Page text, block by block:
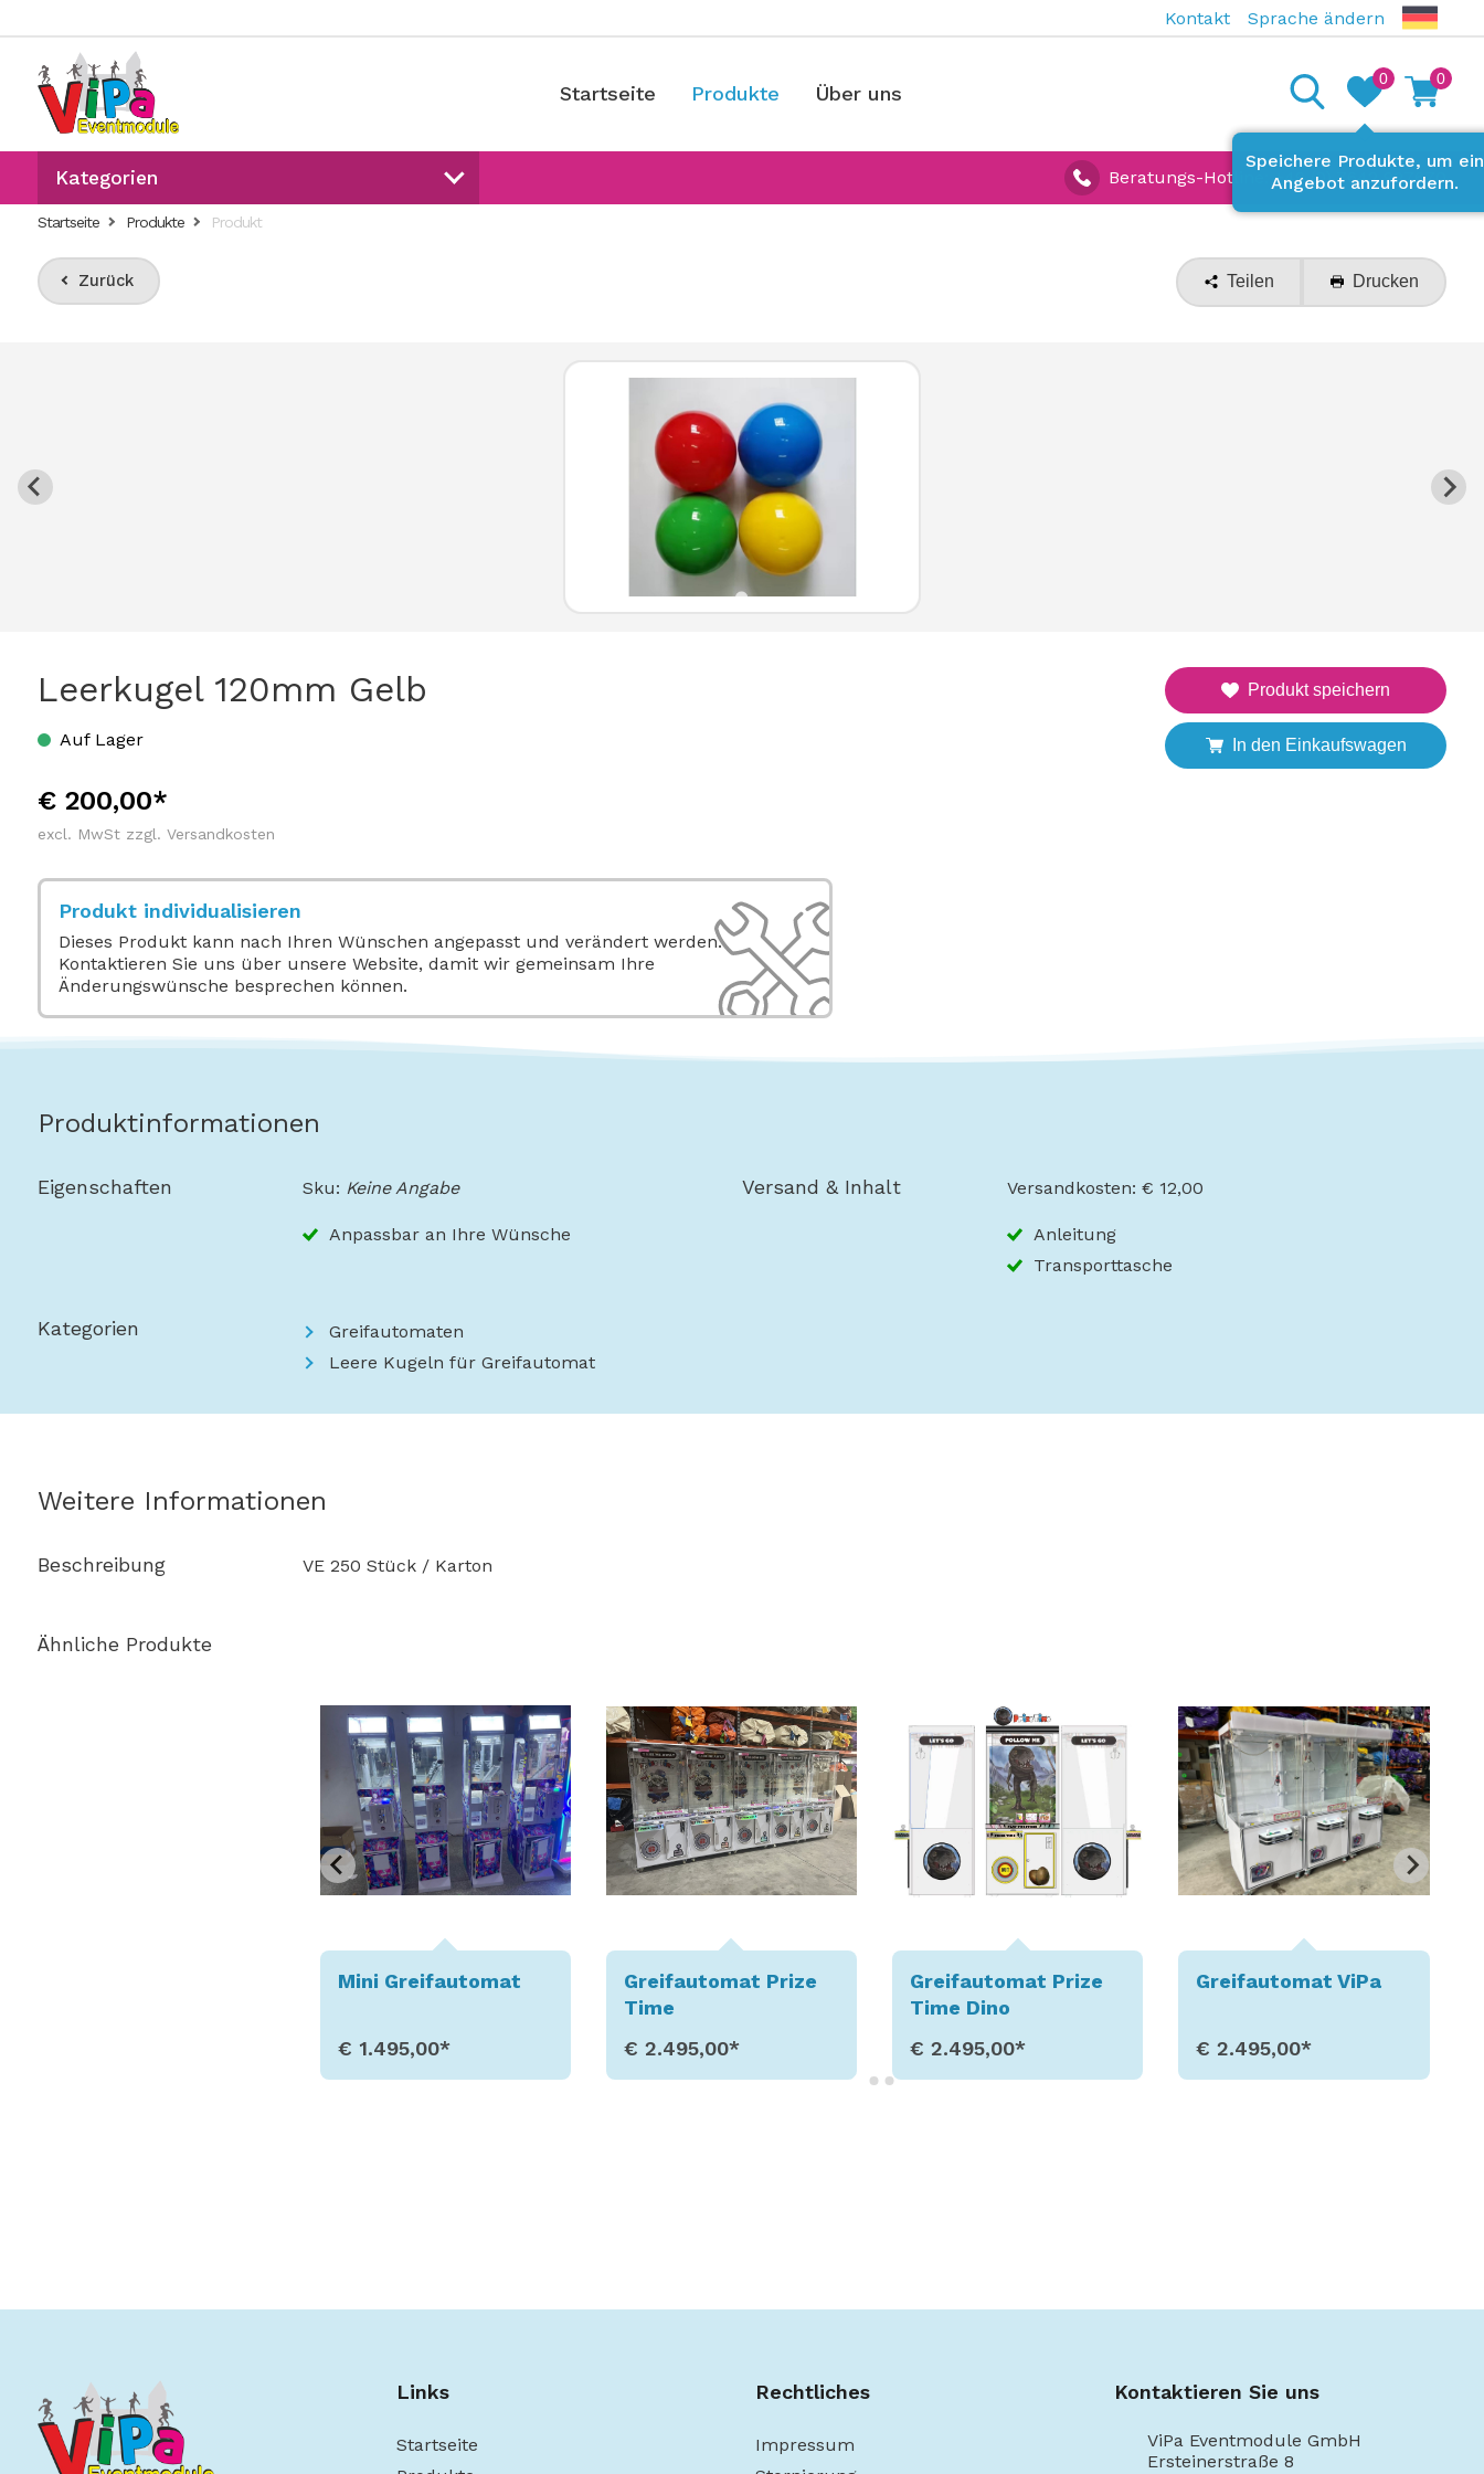
Kontakt Sprache ändern
Startseite Produkte Über uns
0
Speichere Produkte, um ein
Angebot anzufordern.
0
Kategorien Beratungs-Hotline:+49 (0) 7642 927670
Startseite Produkte Produkt
Zurück Teilen Drucken
Leerkugel 120mm Gelb
Auf Lager
€ 200,00*
excl. MwSt zzgl. Versandkosten
Produkt individualisieren
Dieses Produkt kann nach Ihren Wünschen angepasst und verändert werden.
Kontaktieren Sie uns über unsere Website, damit wir gemeinsam Ihre
Änderungswünsche besprechen können.
Produkt speichern
In den Einkaufswagen
Produktinformationen
Eigenschaften Sku: Keine Angabe
Anpassbar an Ihre Wünsche
Versand & Inhalt Versandkosten: € 12,00
Anleitung
Transporttasche
Kategorien
Greifautomaten
Leere Kugeln für Greifautomat
Weitere Informationen
Beschreibung VE 250 Stück / Karton
Ähnliche Produkte
Mini Greifautomat
€ 1.495,00*
Greifautomat Prize
Time
€ 2.495,00*
Greifautomat Prize
Time Dino
€ 2.495,00*
Greifautomat ViPa
€ 2.495,00*
Links
Startseite
Rechtliches
Impressum
Kontaktieren Sie uns
ViPa Eventmodule GmbH
Ersteinerstraße 8